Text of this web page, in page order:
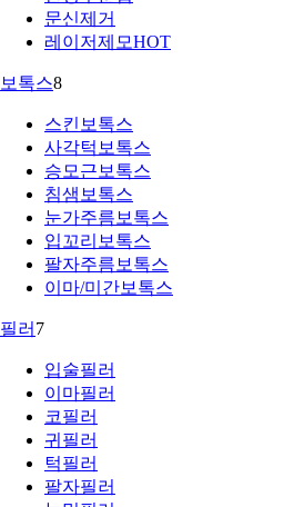
문신제거
레이저제모HOT
보톡스8
스킨보톡스
사각턱보톡스
승모근보톡스
침샘보톡스
눈가주름보톡스
입꼬리보톡스
팔자주름보톡스
이마/미간보톡스
필러 7
입술필러
이마필러
코필러
귀필러
턱필러
팔자필러